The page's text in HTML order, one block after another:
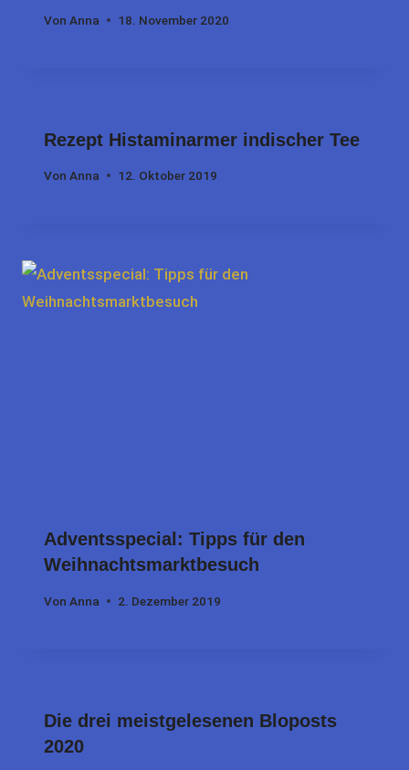
Von Anna 18. November 2020
Rezept Histaminarmer indischer Tee
Von Anna 12. Oktober 2019
Adventsspecial: Tipps für den
Weihnachtsmarktbesuch
Von Anna 2. Dezember 2019
Die drei meistgelesenen Bloposts
2020